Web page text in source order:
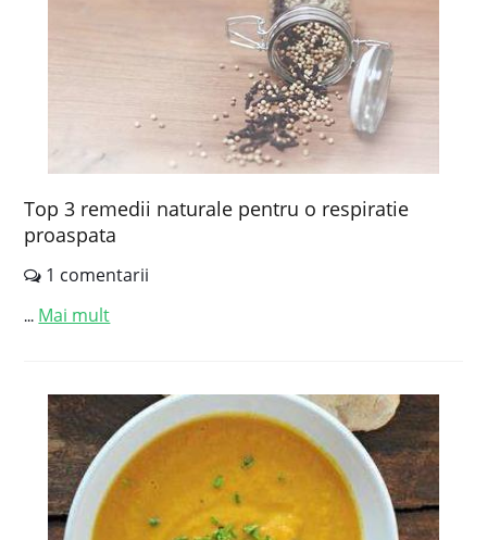
Top 3 remedii naturale pentru o respiratie
proaspata
1 comentarii
... Mai mult